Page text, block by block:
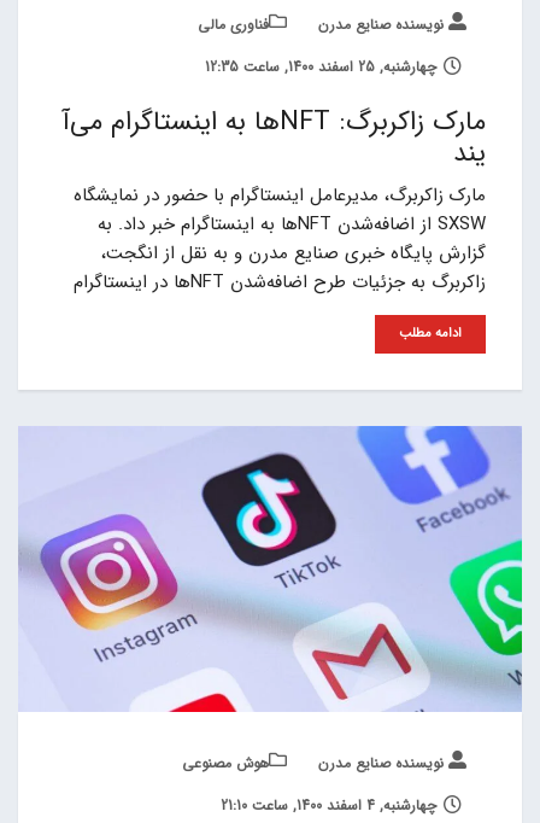
نویسنده صنایع مدرن
فناوری مالی
چهارشنبه, 25 اسفند 1400, ساعت 12:35
مارک زاکربرگ: NFTها به اینستاگرام می‌آ
یند
مارک زاکربرگ، مدیرعامل اینستاگرام با حضور در نمایشگاه
SXSW از اضافه‌شدن NFTها به اینستاگرام خبر داد. به
گزارش پایگاه خبری صنایع مدرن و به نقل از انگجت،
زاکربرگ به جزئیات طرح اضافه‌شدن NFTها در اینستاگرام
ادامه مطلب
نویسنده صنایع مدرن
هوش مصنوعی
چهارشنبه, 4 اسفند 1400, ساعت 21:10